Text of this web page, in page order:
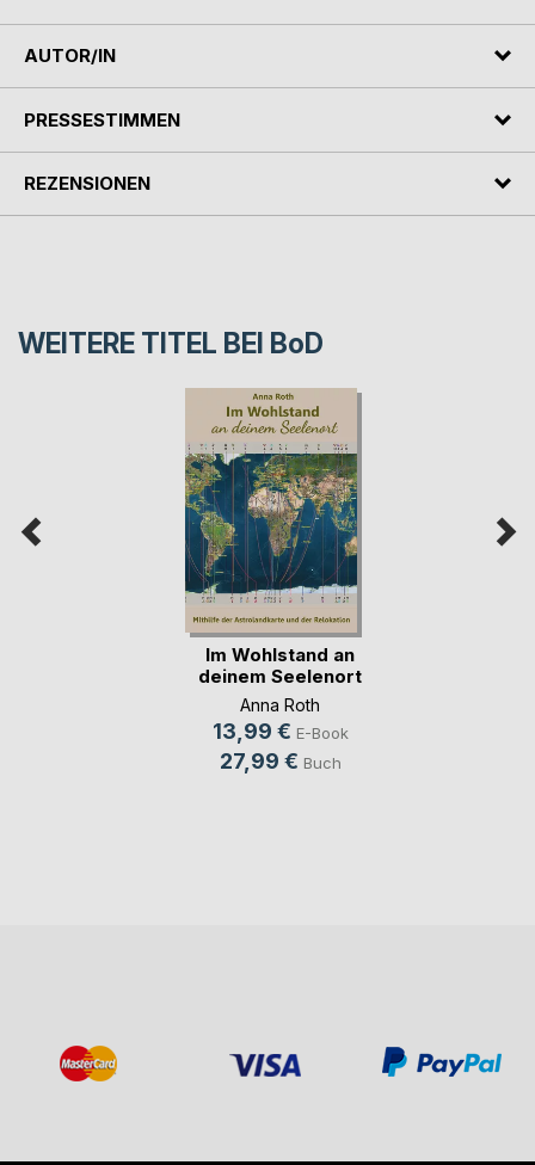
AUTOR/IN
PRESSESTIMMEN
REZENSIONEN
WEITERE TITEL BEI BoD
Im Wohlstand an
deinem Seelenort
Anna Roth
13,99 € E-Book
27,99 € Buch